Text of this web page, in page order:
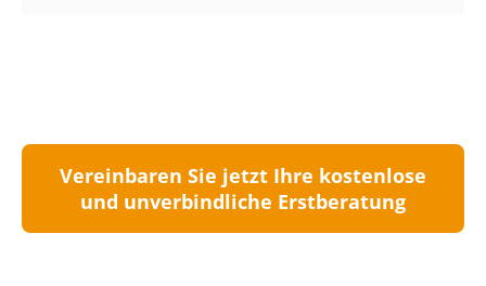
Vereinbaren Sie jetzt Ihre kostenlose
und unverbindliche Erstberatung